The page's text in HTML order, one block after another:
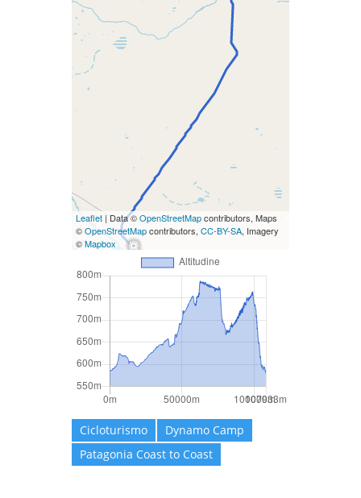
Leaflet | Data ©OpenStreetMapcontributors, Maps
©OpenStreetMapcontributors, CC-BY-SA, Imagery
©Mapbox
Cicloturismo
Dynamo Camp
Patagonia Coast to Coast